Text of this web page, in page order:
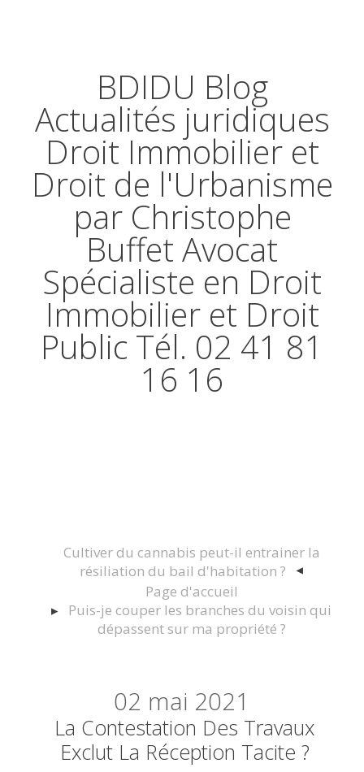
BDIDU Blog
Actualités juridiques
Droit Immobilier et
Droit de l'Urbanisme
par Christophe
Buffet Avocat
Spécialiste en Droit
Immobilier et Droit
Public Tél. 02 41 81
16 16
Cultiver du cannabis peut-il entrainer la
résiliation du bail d'habitation ?
Page d'accueil
Puis-je couper les branches du voisin qui
dépassent sur ma propriété ?
02 mai 2021
La Contestation Des Travaux
Exclut La Réception Tacite ?